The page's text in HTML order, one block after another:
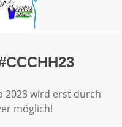
2023 wird erst durch
möglich!